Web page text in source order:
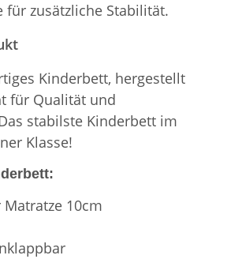
für zusätzliche Stabilität.
Kinderbett, hergestellt
für Qualität und
stabilste Kinderbett im
Klasse!
Matratze 10cm